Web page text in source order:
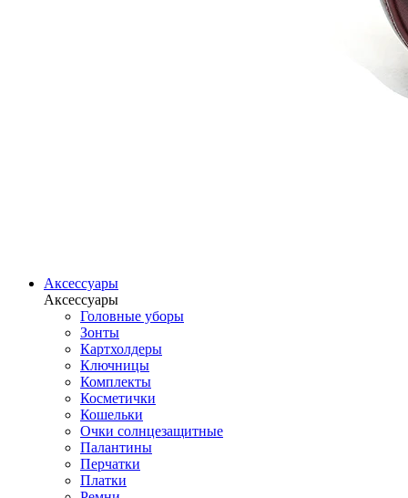
Аксессуары
Аксессуары
Головные уборы
Зонты
Картхолдеры
Ключницы
Комплекты
Косметички
Кошельки
Очки солнцезащитные
Палантины
Перчатки
Платки